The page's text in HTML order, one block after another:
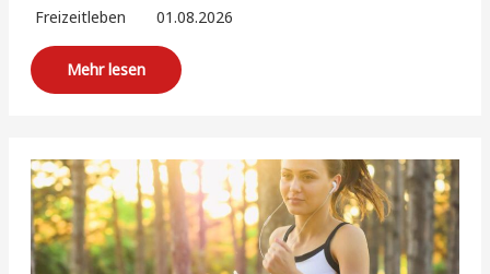
Freizeitleben 01.08.2026
Mehr lesen